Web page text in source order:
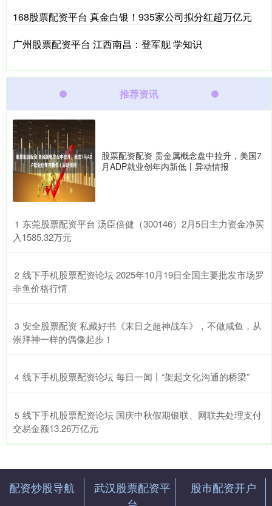
168股票配资平台 真金白银！935家公司拟分红超万亿元
广州股票配资平台 江西南昌：登军舰 学知识
推荐资讯
股票配资配资 贵金属概念盘中拉升，美国7
月ADP就业创年内新低丨异动情报
1 ​东莞股票配资平台 汤臣倍健（300146）2月5日主力资金净买
入1585.32万元
2 ​线下手机股票配资论坛 2025年10月19日全国主要批发市场罗
非鱼价格行情
3 ​安全股票配资 私藏好书《末日之超神战车》，不做咸鱼，从
崇拜神一样的偶像起步！
4 ​线下手机股票配资论坛 每日一闻丨“架起文化沟通的桥梁”
5 ​线下手机股票配资论坛 国庆中秋假期银联、网联共处理支付
交易金额13.26万亿元
配资炒股导航
武汉股票配资平
股市配资开户